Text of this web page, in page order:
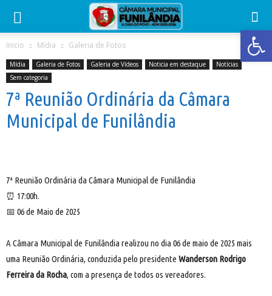
Abrir
Inicio Mídia Galeria de Fotos
Mídia Galeria de Fotos Galeria de Vídeos Noticia em destaque
Notícias
Sem categoria
7ª Reunião Ordinária da Câmara
Municipal de Funilândia
7ª Reunião Ordinária da Câmara Municipal de Funilândia
⏰ 17:00h.
📅 06 de Maio de 2025
A Câmara Municipal de Funilândia realizou no dia 06 de maio de 2025 mais
uma Reunião Ordinária, conduzida pelo presidente Wanderson Rodrigo
Ferreira da Rocha, com a presença de todos os vereadores.